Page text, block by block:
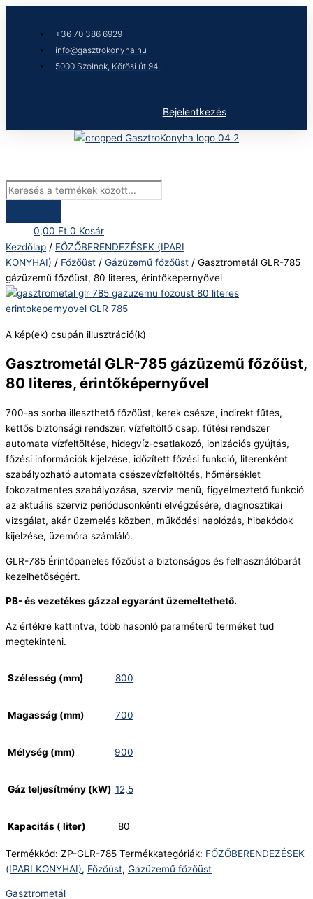
Skip
+36 70 386 6929
info@gasztrokonyha.hu
5000 Szolnok, Kőrösi út 94.
Bejelentkezés
Products
0,00 Ft 0 Kosár
Kezdőlap / FŐZŐBERENDEZÉSEK (IPARI
KONYHAI) / Főzőüst / Gázüzemű főzőüst / Gasztrometál GLR-785
gázüzemű főzőüst, 80 literes, érintőképernyővel
A kép(ek) csupán illusztráció(k)
Gasztrometál GLR-785 gázüzemű főzőüst,
80 literes, érintőképernyővel
700-as sorba illeszthető főzőüst, kerek csésze, indirekt fűtés,
kettős biztonsági rendszer, vízfeltöltő csap, fűtési rendszer
automata vízfeltöltése, hidegvíz-csatlakozó, ionizációs gyújtás,
főzési információk kijelzése, időzített főzési funkció, literenként
szabályozható automata csészevízfeltöltés, hőmérséklet
fokozatmentes szabályozása, szerviz menü, figyelmeztető funkció
az aktuális szerviz periódusonkénti elvégzésére, diagnosztikai
vizsgálat, akár üzemelés közben, működési naplózás, hibakódok
kijelzése, üzemóra számláló.
GLR-785 Érintőpaneles főzőüst a biztonságos és felhasználóbarát
kezelhetőségért.
PB- és vezetékes gázzal egyaránt üzemeltethető.
Az értékre kattintva, több hasonló paraméterű terméket tud
megtekinteni.
Szélesség (mm) 800
Magasság (mm) 700
Mélység (mm) 900
Gáz teljesítmény (kW) 12,5
Kapacitás ( liter) 80
Termékkód: ZP-GLR-785 Termékkategóriák: FŐZŐBERENDEZÉSEK
(IPARI KONYHAI), Főzőüst, Gázüzemű főzőüst
Gasztrometál
Gasztrometál
gázüzemű
főzőüst,
mennyiség